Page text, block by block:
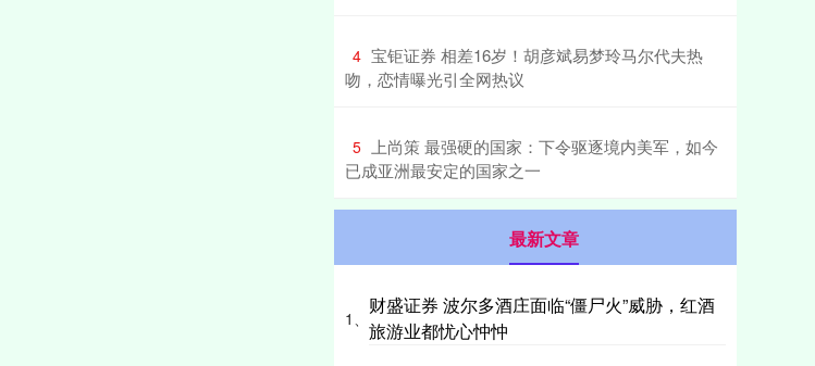
4 ​宝钜证券 相差16岁！胡彦斌易梦玲马尔代夫热
吻，恋情曝光引全网热议
5
​上尚策 最强硬的国家：下令驱逐境内美军，如今
已成亚洲最安定的国家之一
最新文章
1、
财盛证券 波尔多酒庄面临“僵尸火”威胁，红酒
旅游业都忧心忡忡